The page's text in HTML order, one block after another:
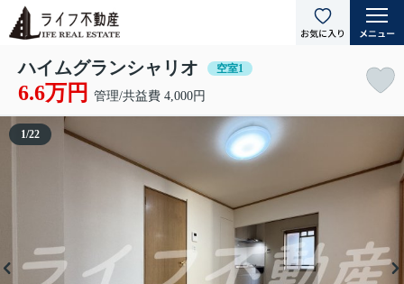
ハイムグランシャリオ 空室1
6.6万円 管理/共益費 4,000円
1/22